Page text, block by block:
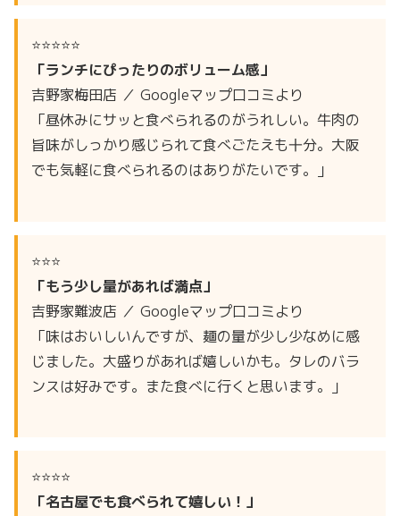
⭐⭐⭐⭐⭐
「ランチにぴったりのボリューム感」
吉野家梅田店 ／ Googleマップ口コミより
「昼休みにサッと食べられるのがうれしい。牛肉の
旨味がしっかり感じられて食べごたえも十分。大阪
でも気軽に食べられるのはありがたいです。」
⭐⭐⭐
「もう少し量があれば満点」
吉野家難波店 ／ Googleマップ口コミより
「味はおいしいんですが、麺の量が少し少なめに感
じました。大盛りがあれば嬉しいかも。タレのバラ
ンスは好みです。また食べに行くと思います。」
⭐⭐⭐⭐
「名古屋でも食べられて嬉しい！」